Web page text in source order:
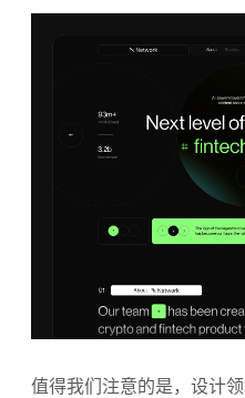
值得我们注意的是，设计